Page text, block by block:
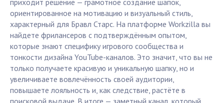
приходит решение — грамотное создание шапок,
ориентированное на мотивацию и визуальный стиль,
характерный для Бравл Старс. На платформе Workzilla вы
найдете фрилансеров с подтверждённым опытом,
которые знают специфику игрового сообщества и
тонкости дизайна YouTube-каналов. Это значит, что вы не
только получаете красивую и уникальную шапку, но и
увеличиваете вовлечённость своей аудитории,
повышаете лояльность и, как следствие, растёте в